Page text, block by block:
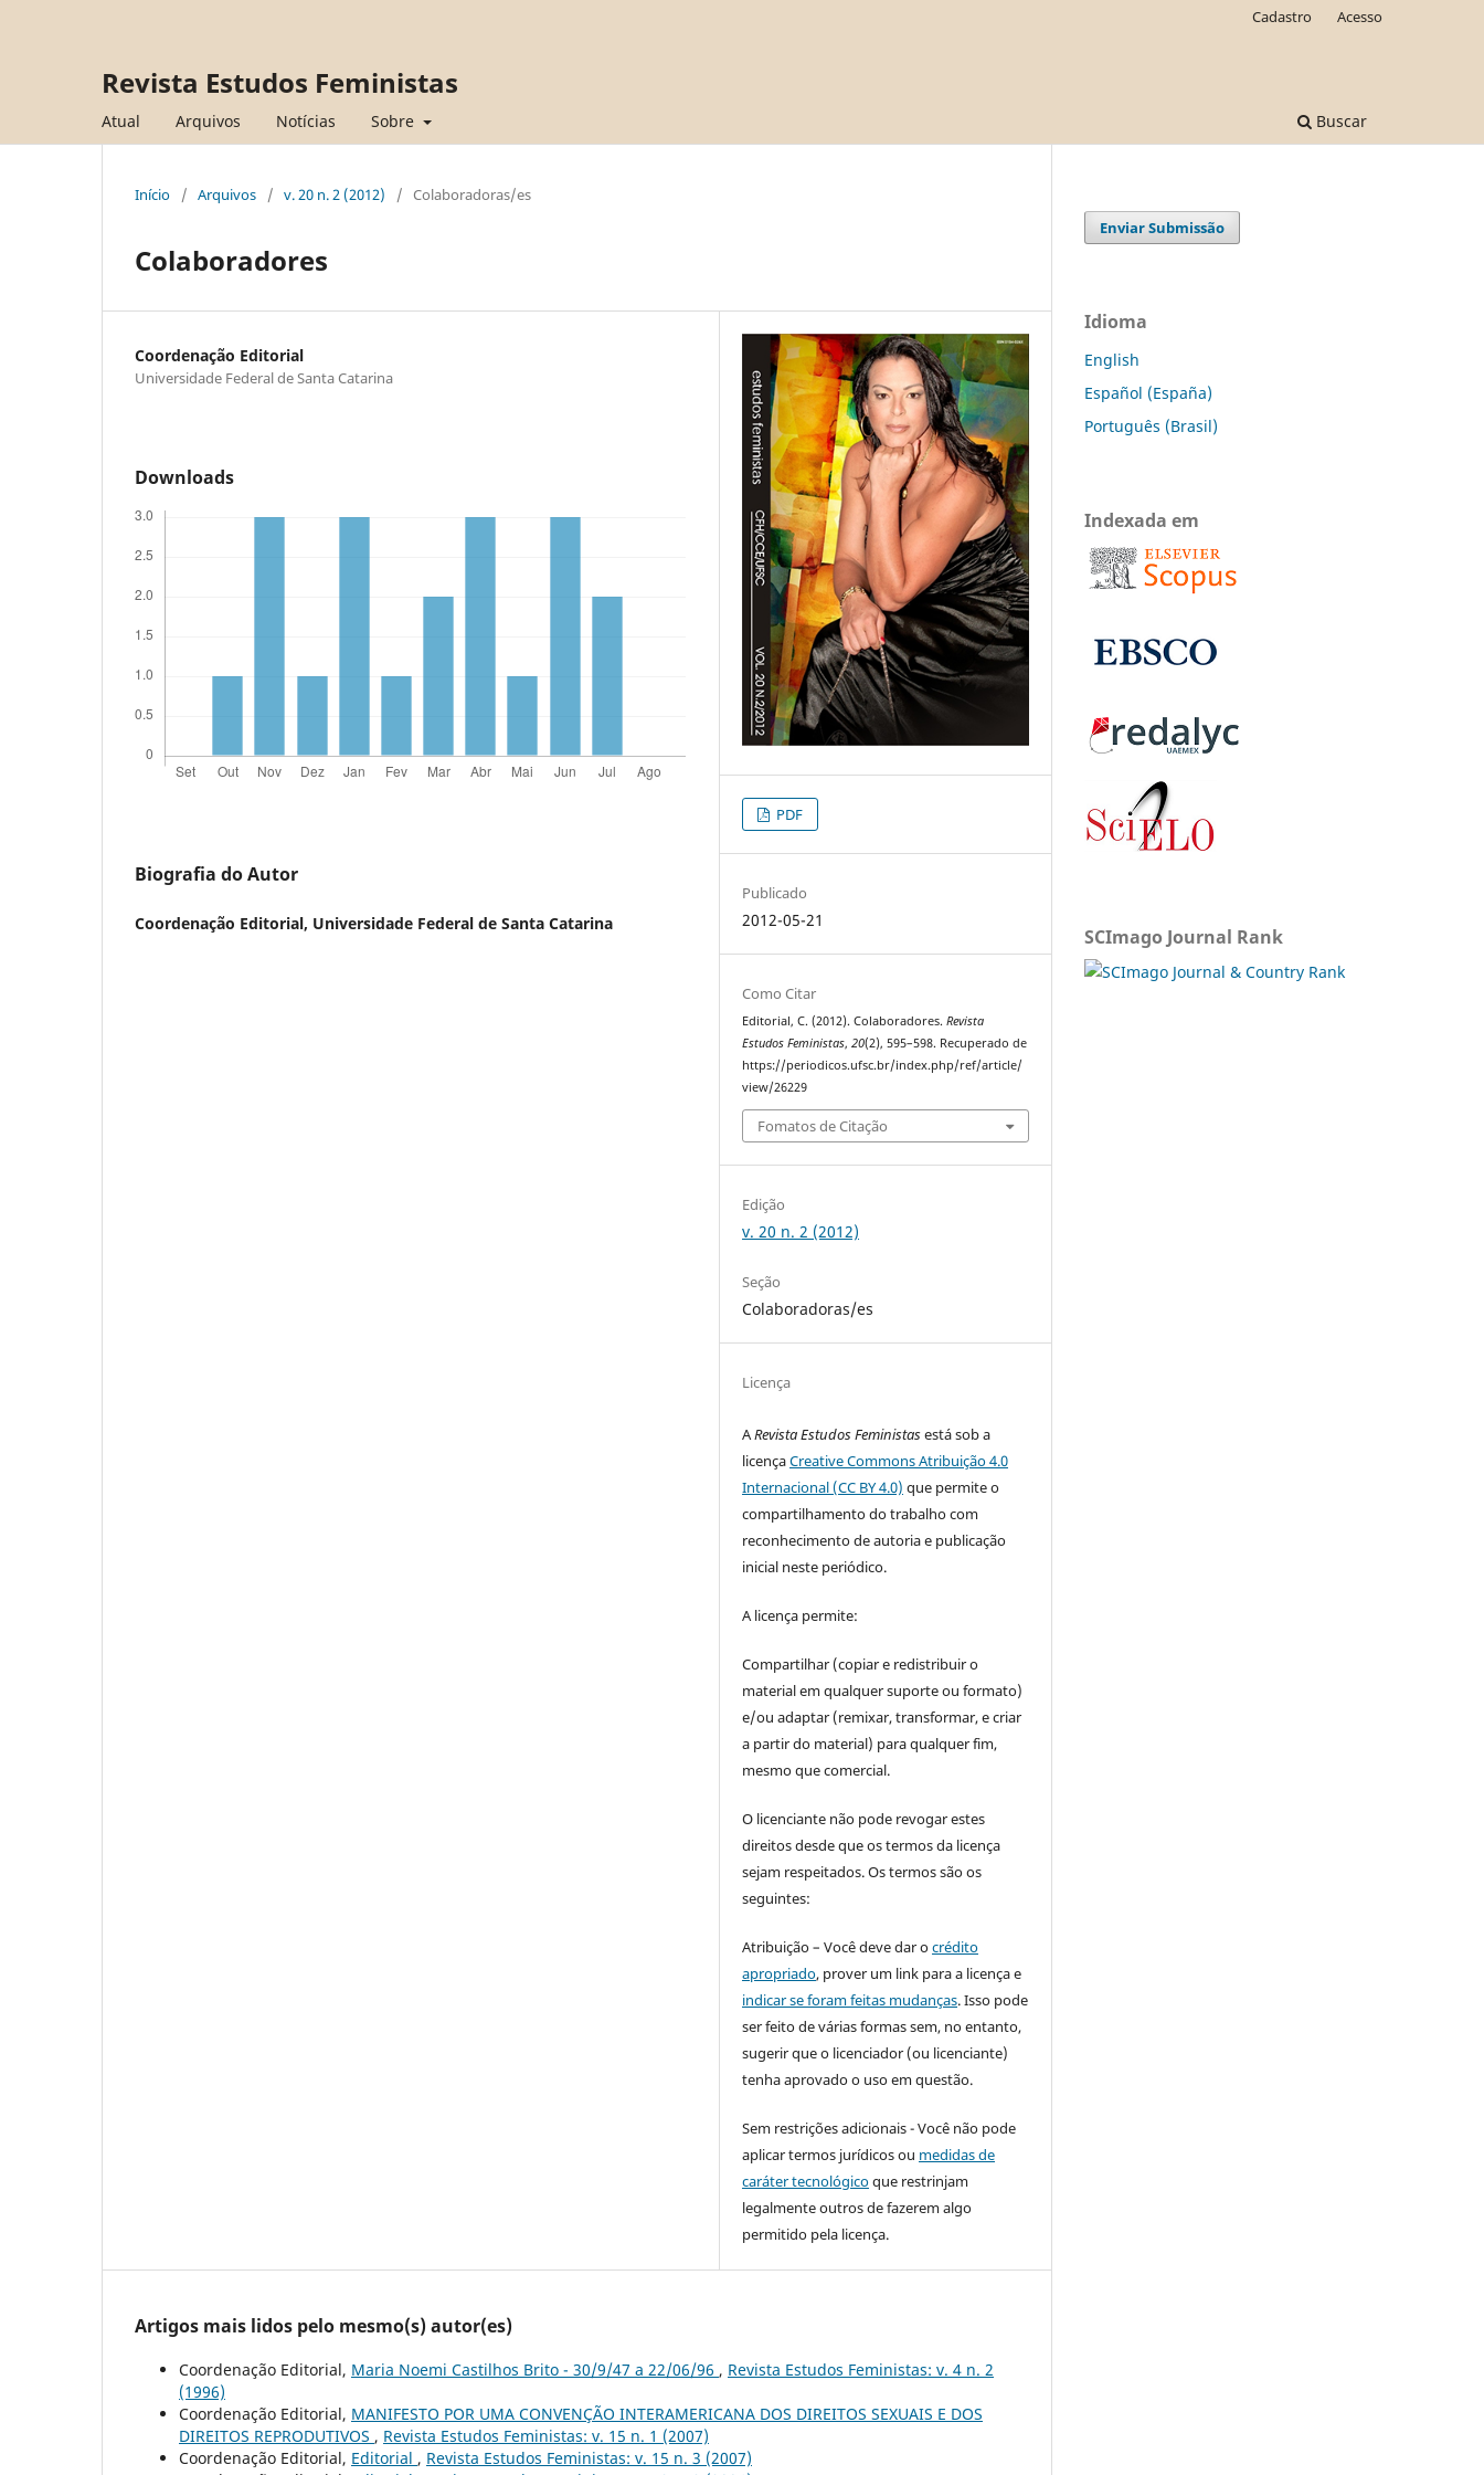
Revista Estudos Feministas
Atual Arquivos Notícias Sobre Buscar
Cadastro Acesso
Início / Arquivos / v. 20 n. 2 (2012) / Colaboradoras/es
Colaboradores
Coordenação Editorial
Universidade Federal de Santa Catarina
Downloads
Biografia do Autor
Coordenação Editorial, Universidade Federal de Santa Catarina
PDF
Publicado
2012-05-21
Como Citar
Editorial, C. (2012). Colaboradores.Revista
Estudos Feministas,20(2), 595–598. Recuperado de
https://periodicos.ufsc.br/index.php/ref/article/
view/26229
Fomatos de Citação
Edição
v. 20 n. 2 (2012)
Seção
Colaboradoras/es
Licença
ARevista Estudos Feministasestá sob a
licençaCreative Commons Atribuição 4.0
Internacional (CC BY 4.0) que permite o
compartilhamento do trabalho com
reconhecimento de autoria e publicação
inicial neste periódico.
A licença permite:
Compartilhar (copiar e redistribuir o
material em qualquer suporte ou formato)
e/ou adaptar (remixar, transformar, e criar
a partir do material) para qualquer fim,
mesmo que comercial.
O licenciante não pode revogar estes
direitos desde que os termos da licença
sejam respeitados. Os termos são os
seguintes:
Atribuição – Você deve dar ocrédito
apropriado, prover um link para a licença e
indicar se foram feitas mudanças. Isso pode
ser feito de várias formas sem, no entanto,
sugerir que o licenciador (ou licenciante)
tenha aprovado o uso em questão.
Sem restrições adicionais - Você não pode
aplicar termos jurídicos ou medidas de
caráter tecnológicoque restrinjam
legalmente outros de fazerem algo
permitido pela licença.
Artigos mais lidos pelo mesmo(s) autor(es)
Coordenação Editorial, Maria Noemi Castilhos Brito - 30/9/47 a 22/06/96 , Revista Estudos Feministas: v. 4 n. 2
(1996)
Coordenação Editorial, MANIFESTO POR UMA CONVENÇÃO INTERAMERICANA DOS DIREITOS SEXUAIS E DOS
DIREITOS REPRODUTIVOS , Revista Estudos Feministas: v. 15 n. 1 (2007)
Coordenação Editorial, Editorial , Revista Estudos Feministas: v. 15 n. 3 (2007)
Enviar Submissão
Idioma
English
Español (España)
Português (Brasil)
Indexada em
SCImago Journal Rank